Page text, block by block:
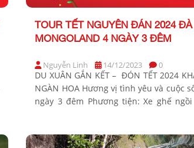
TOUR TẾT NGUYÊN ĐÁN 2024
MONGOLAND 4 NGÀY 3 ĐÊM
Nguyễn Linh 14/12/2023 0
DU XUÂN GẮN KẾT – ĐÓN TẾT 2024
NGÀN HOA Hương vị tình yêu và cuộc
ngày 3 đêm Phương tiện: Xe ghế